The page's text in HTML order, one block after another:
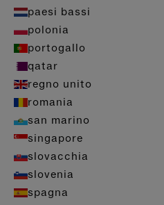
paesi bassi
polonia
portogallo
qatar
regno unito
romania
san marino
singapore
slovacchia
slovenia
spagna